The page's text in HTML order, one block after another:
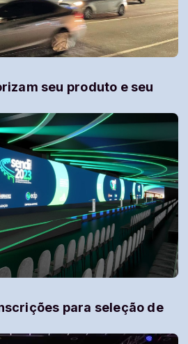
seu produto e seu
para seleção de